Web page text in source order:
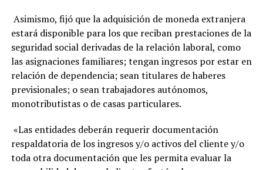
Asimismo, fijó que la adquisición de moneda extranjera
estará disponible para los que reciban prestaciones de la
seguridad social derivadas de la relación laboral, como
las asignaciones familiares; tengan ingresos por estar en
relación de dependencia; sean titulares de haberes
previsionales; o sean trabajadores autónomos,
monotributistas o de casas particulares.
«Las entidades deberán requerir documentación
respaldatoria de los ingresos y/o activos del cliente y/o
toda otra documentación que les permita evaluar la